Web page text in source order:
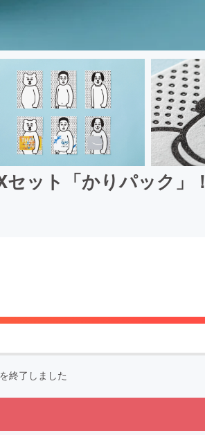
ット「かりパック」！
終了しました